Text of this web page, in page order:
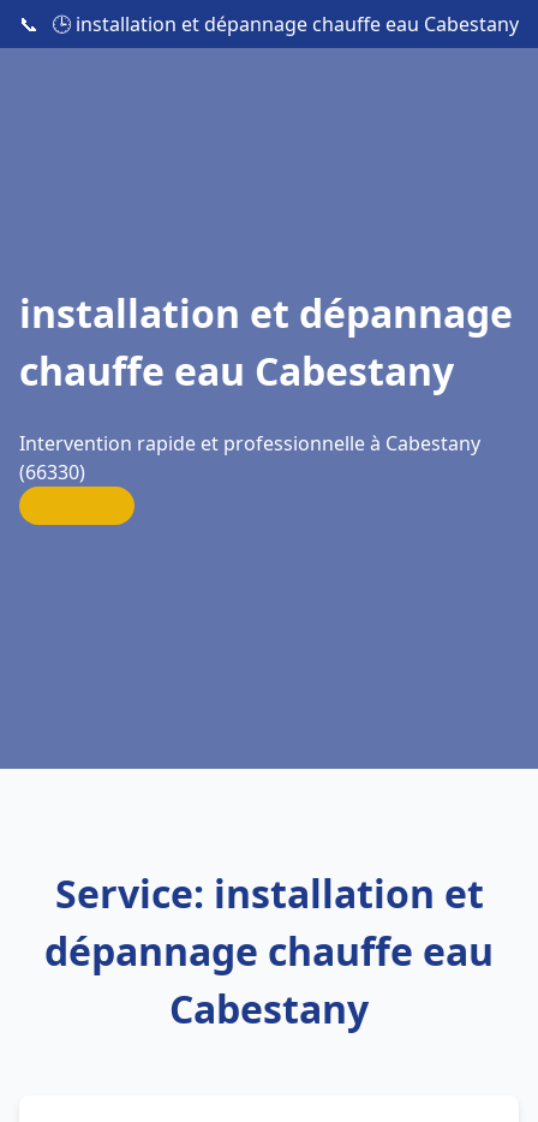
📞 🕒 installation et dépannage chauffe eau Cabestany
installation et dépannage
chauffe eau Cabestany
Intervention rapide et professionnelle à Cabestany
(66330)
Service: installation et
dépannage chauffe eau
Cabestany